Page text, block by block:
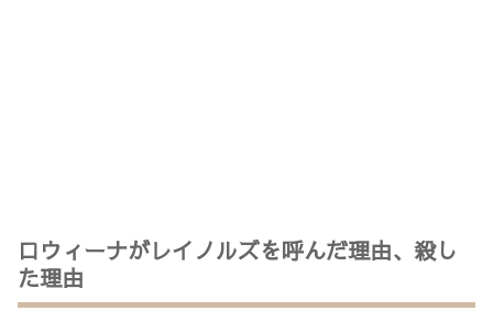
ロウィーナがレイノルズを呼んだ理由、殺し
た理由